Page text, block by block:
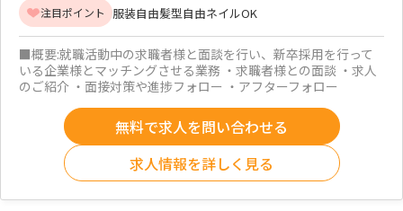
注目ポイント 服装自由髪型自由ネイルOK
■概要:就職活動中の求職者様と面談を行い、新卒採用を行って
いる企業様とマッチングさせる業務 ・求職者様との面談 ・求人
のご紹介 ・面接対策や進捗フォロー ・アフターフォロー
無料で求人を問い合わせる
求人情報を詳しく見る